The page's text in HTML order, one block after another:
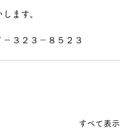
ます。
－３２３－８５２３
すべて表示